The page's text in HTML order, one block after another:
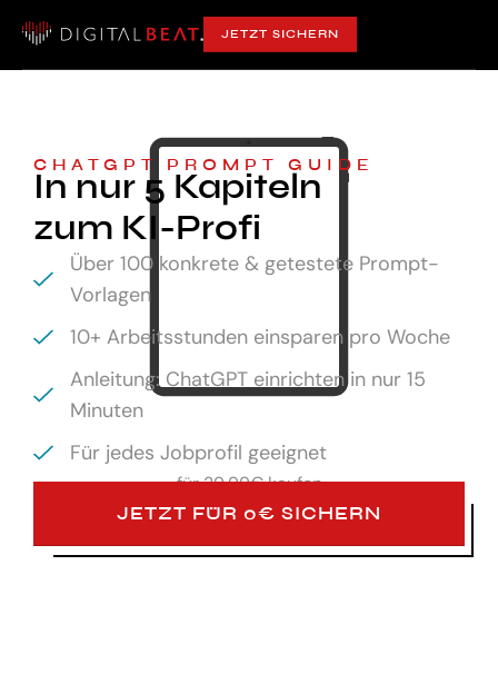
JETZT SICHERN
CHATGPT PROMPT GUIDE
In nur 5 Kapiteln
zum KI-Profi
Über 100 konkrete & getestete Prompt-
Vorlagen
10+ Arbeitsstunden einsparen pro Woche
Anleitung: ChatGPT einrichten in nur 15
Minuten
Für jedes Jobprofil geeignet
für29,99€ kaufen
JETZT FÜR 0€ SICHERN